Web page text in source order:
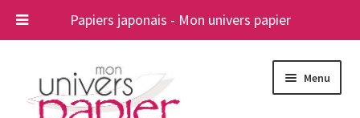
Papiers japonais - Mon univers papier
contenu
Menu